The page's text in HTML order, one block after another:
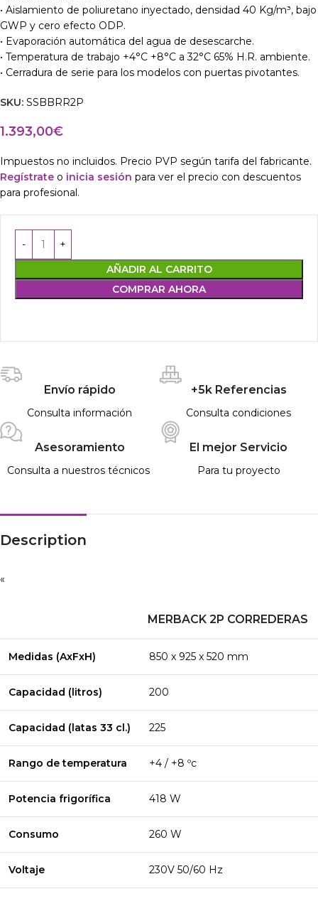
• Aislamiento de poliuretano inyectado, densidad 40 Kg/m³, bajo
GWP y cero efecto ODP.
• Evaporación automática del agua de desescarche.
• Temperatura de trabajo +4°C +8°C a 32°C 65% H.R. ambiente.
• Cerradura de serie para los modelos con puertas pivotantes.
SKU: SSBBRR2P
1.393,00€
Impuestos no incluidos. Precio PVP según tarifa del fabricante.
Regístrate o inicia sesión para ver el precio con descuentos
para profesional.
AÑADIR AL CARRITO
COMPRAR AHORA
Envío rápido
Consulta información
+5k Referencias
Consulta condiciones
Asesoramiento
Consulta a nuestros técnicos
El mejor Servicio
Para tu proyecto
Description
«
MERBACK 2P CORREDERAS
Medidas (AxFxH) 850 x 925 x 520 mm
Capacidad (litros) 200
Capacidad (latas 33 cl.) 225
Rango de temperatura +4 / +8 ºc
Potencia frigorífica 418 W
Consumo 260 W
Voltaje 230V 50/60 Hz